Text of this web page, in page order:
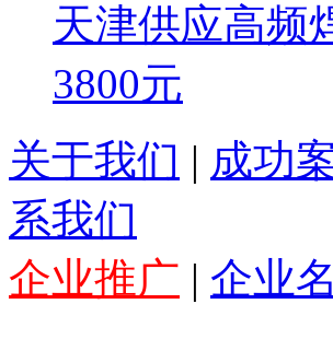
天津供应高频
3800元
关于我们 | 成功
系我们
企业推广 | 企业